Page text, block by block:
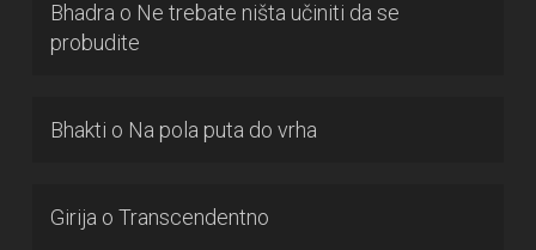
Bhadra o Ne trebate ništa učiniti da se
probudite
Bhakti o Na pola puta do vrha
Girija o Transcendentno